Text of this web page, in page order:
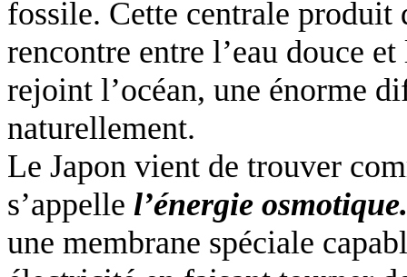
fossile. Cette centrale produit
rencontre entre l’eau douce
rejoint l’océan, une énorme
naturellement.
Le Japon vient de trouver
s’appelle l’énergie osmotique.
une membrane spéciale